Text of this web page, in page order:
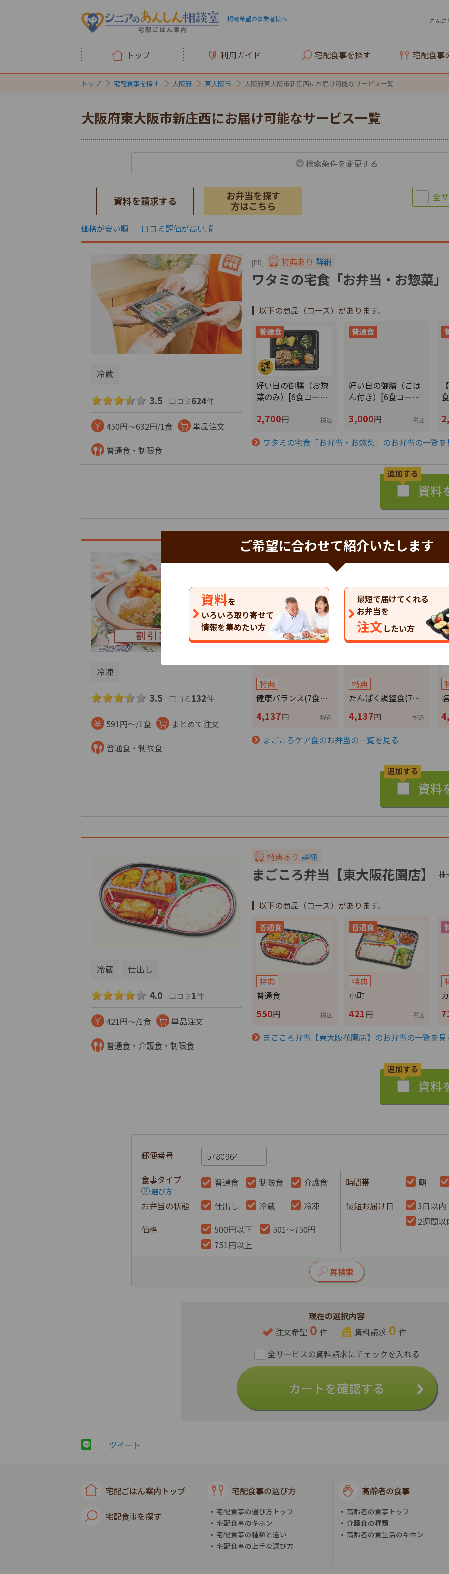
掲載希望の事業者様へ こん
トップ 利用ガイド 宅配食事を探す 宅配食事
トップ 宅配食事を探す 大阪府 東大阪市 大阪府東大阪市新庄西にお届け可能なサービス一覧
ご希望に合わせて紹介いたします
資料を
いろいろ取り寄せて
情報を集めたい方
最短で届けてくれる
お弁当を
注文したい方
大阪府東大阪市新庄西にお届け可能なサービス一覧
検索条件を変更する
資料を請求する
お弁当を探す
方はこちら
価格が安い順 口コミ評価が高い順
[PR] 特典あり 詳細
ワタミの宅食「お弁当・お惣菜」
冷蔵
3.5 口コミ624件
450円～632円/1食
単品注文
普通食・制限食
以下の商品（コース）があります。
好い日の御膳（お惣
菜のみ）[6食コー…
2,700円 税込
好い日の御膳（ごは
ん付き）[6食コー…
3,000円 税込
ワタミの宅食「お弁当・お惣菜」のお弁当の一覧
まごころケア食
冷凍
3.5 口コミ132件
591円～/1食
まとめて注文
普通食・制限食
以下の商品（コース）があります。
特典
健康バランス(7食…
4,137円 税込
特典
たんぱく調整食(7…
4,137円 税込
まごころケア食のお弁当の一覧を見る
特典あり 詳細
まごころ弁当【東大阪花園店】 株
冷蔵 仕出し
4.0 口コミ1件
421円～/1食
単品注文
普通食・介護食・制限食
以下の商品（コース）があります。
特典
普通食
550円 税込
特典
小町
421円 税込
まごころ弁当【東大阪花園店】のお弁当の一覧を
現在の選択内容
注文希望 0 件 資料請求 0 件
カートを確認する
郵便番号
食事タイプ
選び方
普通食 制限食
介護食
お弁当の状態
仕出し 冷蔵 冷凍
時間帯 朝
価格 500円以下
501～750円
751円以上
最短お届け日
3日以内
2週間以
ツイート
宅配ごはん案内トップ
宅配食事を探す
宅配食事の選び方
宅配食事の選び方トップ
宅配食事のキホン
宅配食事の種類と違い
宅配食事の上手な選び方
高齢者の食事
高齢者の食事トップ
介護食の種類
高齢者の食生活のキホン